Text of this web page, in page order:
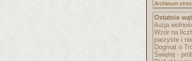
Archiwum
Ostatnie
iluzja
Wzór na
parzyste i
Dogmat o
Świętej -